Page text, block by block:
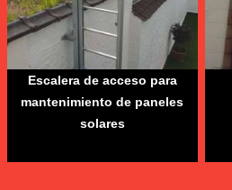
Escalera de acceso para
mantenimiento de paneles
solares